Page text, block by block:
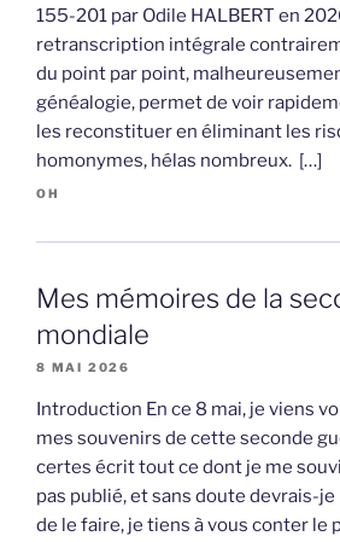
155-201 par Odile HALBERT en
retranscription intégrale
du point par point,
généalogie, permet de voir
les reconstituer en éliminant les
homonymes, hélas nombreux. […]
OH
Mes mémoires de la
mondiale
8 MAI 2026
Introduction En ce 8 mai, je viens
mes souvenirs de cette seconde
certes écrit tout ce dont je me
pas publié, et sans doute devrais-
de le faire, je tiens à vous conter le